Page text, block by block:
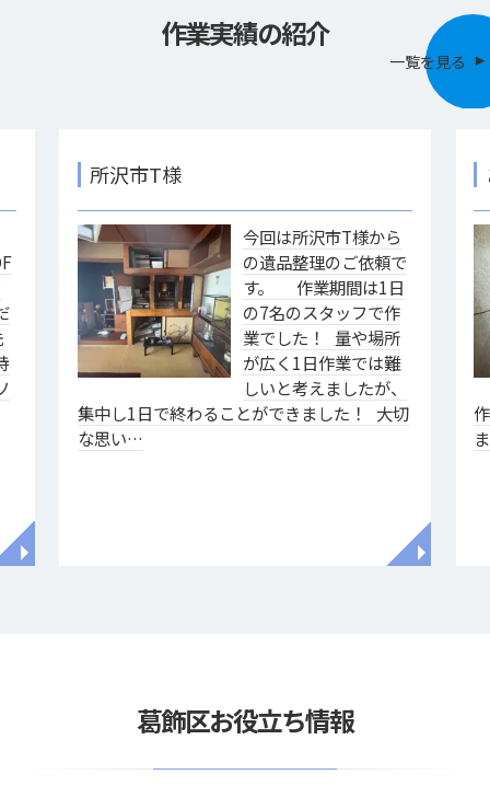
作業実績の紹介
一覧を見る
◥
所沢市T様
今回は所沢市T様から
の遺品整理のご依頼で
す。 作業期間は1日
の7名のスタッフで作
業でした！ 量や場所
が広く1日作業では難
しいと考えましたが、
集中し1日で終わることができました！ 大切
な思い…
◥
葛飾区お役立ち情報